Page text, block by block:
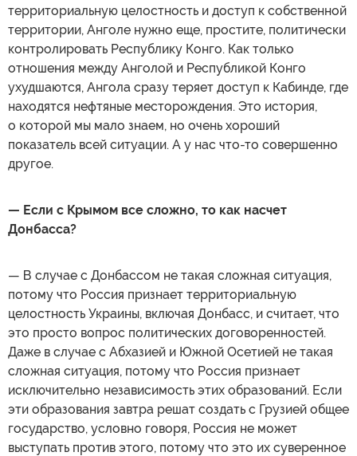
территориальную целостность и доступ к собственной
территории, Анголе нужно еще, простите, политически
контролировать Республику Конго. Как только
отношения между Анголой и Республикой Конго
ухудшаются, Ангола сразу теряет доступ к Кабинде, где
находятся нефтяные месторождения. Это история,
о которой мы мало знаем, но очень хороший
показатель всей ситуации. А у нас что-то совершенно
другое.
— Если с Крымом все сложно, то как насчет
Донбасса?
— В случае с Донбассом не такая сложная ситуация,
потому что Россия признает территориальную
целостность Украины, включая Донбасс, и считает, что
это просто вопрос политических договоренностей.
Даже в случае с Абхазией и Южной Осетией не такая
сложная ситуация, потому что Россия признает
исключительно независимость этих образований. Если
эти образования завтра решат создать с Грузией общее
государство, условно говоря, Россия не может
выступать против этого, потому что это их суверенное